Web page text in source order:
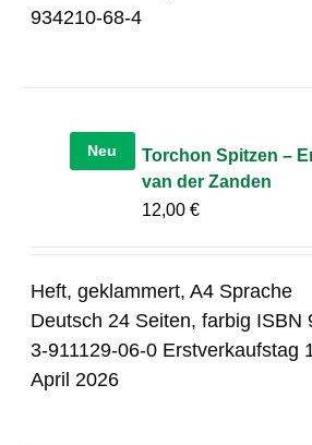
934210-68-4
Neu
Torchon Spitzen –
van der Zanden
12,00€
Heft, geklammert, A4 Sprache
Deutsch 24 Seiten, farbig ISBN
3-911129-06-0 Erstverkaufstag
April 2026